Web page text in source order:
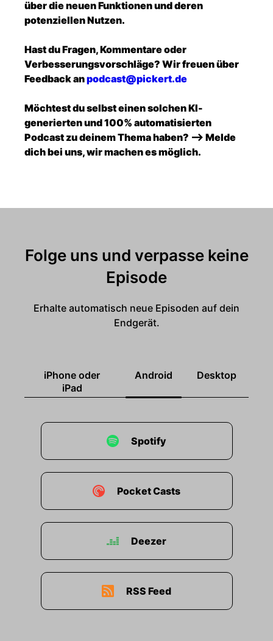
über die neuen Funktionen und deren
potenziellen Nutzen.
Hast du Fragen, Kommentare oder
Verbesserungsvorschläge? Wir freuen über
Feedback anpodcast@pickert.de
Möchtest du selbst einen solchen KI-
generierten und 100% automatisierten
Podcast zu deinem Thema haben? --> Melde
dich bei uns, wir machen es möglich.
Folge uns und verpasse keine
Episode
Erhalte automatisch neue Episoden auf dein
Endgerät.
iPhone oder
iPad
Android Desktop
Spotify
Pocket Casts
Deezer
RSS Feed